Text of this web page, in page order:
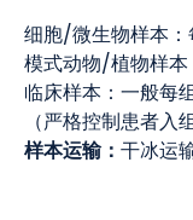
细胞/微生物样本：
模式动物/植物样本
临床样本：一般每
（严格控制患者入
样本运输： 干冰运